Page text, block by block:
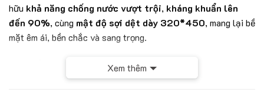
hữu khả năng chống nước vượt trội, kháng khuẩn lên
đến 90%, cùng mật độ sợi dệt dày 320*450, mang lại bề
mặt êm ái, bền chắc và sang trọng.
Sản phẩm không chỉ nổi bật bởi chất lượng mà còn bởi tính
ứng dụng cao – phù hợp với cả không gian nội thất lẫn các
Xem thêm